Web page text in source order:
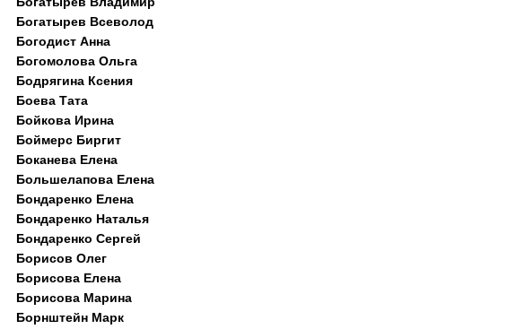
Богатырев Всеволод
Богодист Анна
Богомолова Ольга
Бодрягина Ксения
Боева Тата
Бойкова Ирина
Боймерс Биргит
Боканева Елена
Большелапова Елена
Бондаренко Елена
Бондаренко Наталья
Бондаренко Сергей
Борисов Олег
Борисова Елена
Борисова Марина
Борнштейн Марк